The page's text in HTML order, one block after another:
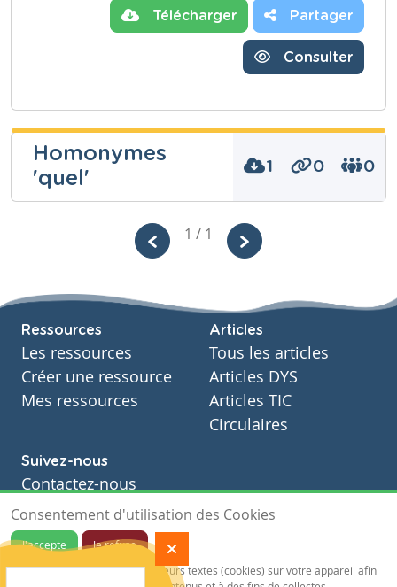
Télécharger Partager
Consulter
Homonymes
'quel'
1 0 0
Fondamental
Français
Année
Primaire – Cinquième année
Tags
exercice défi
1 / 1
Ressources
Les ressources
Créer une ressource
Mes ressources
Articles
Tous les articles
Articles DYS
Articles TIC
Circulaires
Suivez-nous
Contactez-nous
Soutien scolaire
Notre page Facebook
S'inscrire à notre newsletter
Consentement d'utilisation des Cookies
J'accepte
Je refuse
Notre site sauvegarde des traceurs textes (cookies) sur votre appareil afin